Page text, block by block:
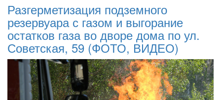
Разгерметизация подземного
резервуара с газом и выгорание
остатков газа во дворе дома по ул.
Советская, 59 (ФОТО, ВИДЕО)